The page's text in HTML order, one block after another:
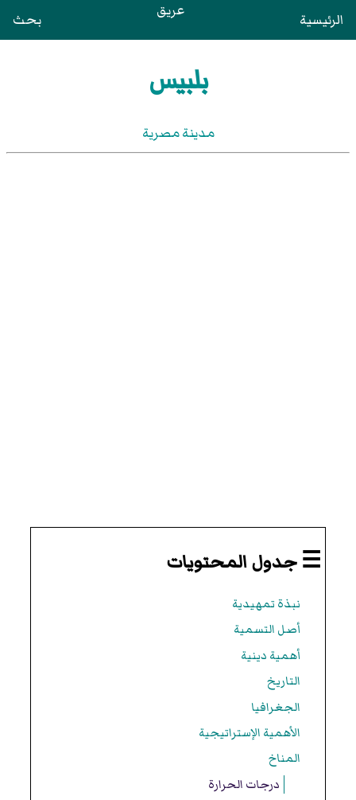
الرئيسية عريق بحث
بلبيس
مدينة مصرية
☰ جدول المحتويات
نبذة تمهيدية
أصل التسمية
أهمية دينية
التاريخ
الجغرافيا
الأهمية الإستراتيجية
المناخ
درجات الحرارة